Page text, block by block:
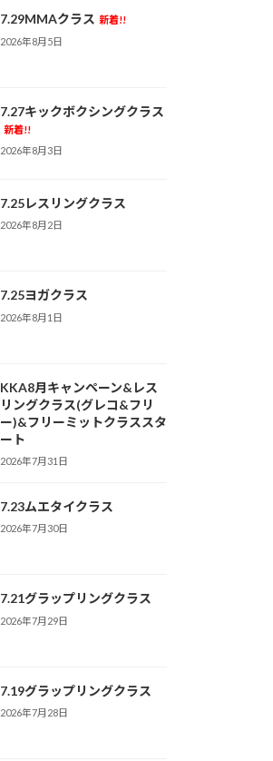
7.29MMAクラス 新着!!
2026年8月5日
7.27キックボクシングクラス
新着!!
2026年8月3日
7.25レスリングクラス
2026年8月2日
7.25ヨガクラス
2026年8月1日
KKA8月キャンペーン&レス
リングクラス(グレコ&フリ
ー)&フリーミットクラススタ
ート
2026年7月31日
7.23ムエタイクラス
2026年7月30日
7.21グラップリングクラス
2026年7月29日
7.19グラップリングクラス
2026年7月28日